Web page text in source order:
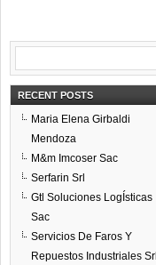
RECENT POSTS
Maria Elena Girbaldi
Mendoza
M&m Imcoser Sac
Serfarin Srl
Gtl Soluciones LogÍsticas
Sac
Servicios De Faros Y
Repuestos Industriales Srl